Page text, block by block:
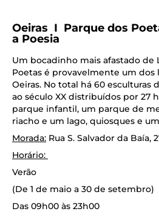
Oeiras I Parque dos
a Poesia
Um bocadinho mais afastado de
Poetas é provavelmente um dos
Oeiras. No total há 60 esculturas
ao século XX distribuídos por 27
parque infantil, um parque de
riacho e um lago, quiosques e
Morada: Rua S. Salvador da Baía,
Horário:
Verão
(De 1 de maio a 30 de setembro)
Das 09h00 às 23h00